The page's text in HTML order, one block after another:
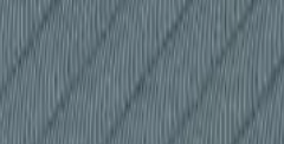
0-20%. Массовая